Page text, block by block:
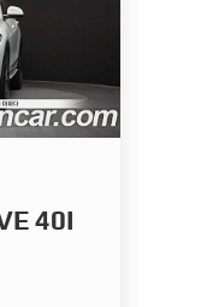
40I